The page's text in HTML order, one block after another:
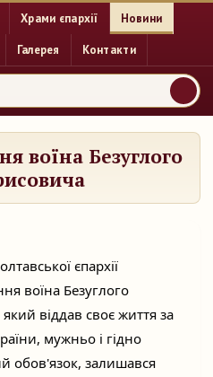
Храми єпархії Новини
Галерея Контакти
воїна Безуглого
єпархії
воїна Безуглого
віддав своє життя за
мужньо і гідно
обов'язок, залишався